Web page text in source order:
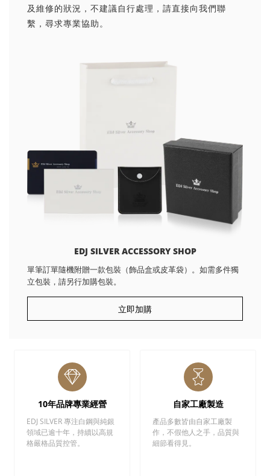
及維修的狀況，不建議自行處理，請直接向我們聯
繫，尋求專業協助。
EDJ SILVER ACCESSORY SHOP
單筆訂單隨機附贈一款包裝（飾品盒或皮革袋）。如需多件獨
立包裝，請另行加購包裝。
立即加購
10年品牌專業經營
EDJ SILVER 專注白鋼與純銀
領域已逾十年，持續以高規
格嚴格品質控管。
自家工廠製造
產品多數皆由自家工廠製
作，不假他人之手，品質與
細節看得見。